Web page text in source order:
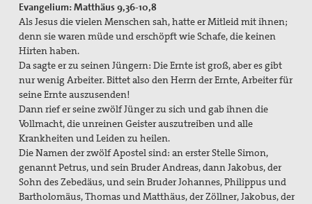
Evangelium: Matthäus 9,36-10,8
Als Jesus die vielen Menschen sah, hatte er Mitleid mit ihnen;
denn sie waren müde und erschöpft wie Schafe, die keinen
Hirten haben.
Da sagte er zu seinen Jüngern: Die Ernte ist groß, aber es gibt
nur wenig Arbeiter. Bittet also den Herrn der Ernte, Arbeiter für
seine Ernte auszusenden!
Dann rief er seine zwölf Jünger zu sich und gab ihnen die
Vollmacht, die unreinen Geister auszutreiben und alle
Krankheiten und Leiden zu heilen.
Die Namen der zwölf Apostel sind: an erster Stelle Simon,
genannt Petrus, und sein Bruder Andreas, dann Jakobus, der
Sohn des Zebedäus, und sein Bruder Johannes, Philippus und
Bartholomäus, Thomas und Matthäus, der Zöllner, Jakobus, der